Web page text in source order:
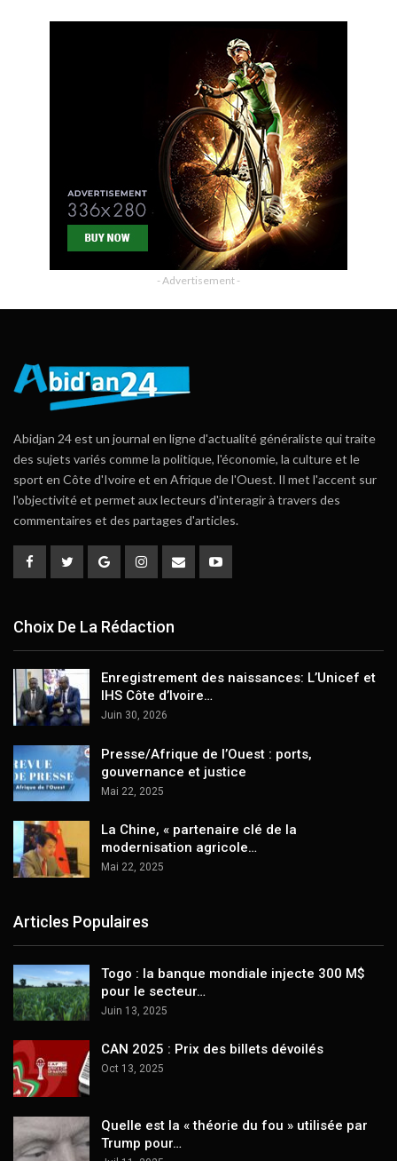
- Advertisement -
Abidjan 24 est un journal en ligne d'actualité généraliste qui traite
des sujets variés comme la politique, l'économie, la culture et le
sport en Côte d'Ivoire et en Afrique de l'Ouest. Il met l'accent sur
l'objectivité et permet aux lecteurs d'interagir à travers des
commentaires et des partages d'articles.
Choix De La Rédaction
Enregistrement des naissances: L’Unicef et
IHS Côte d’Ivoire…
Juin 30, 2026
Presse/Afrique de l’Ouest : ports,
gouvernance et justice
Mai 22, 2025
La Chine, « partenaire clé de la
modernisation agricole…
Mai 22, 2025
Articles Populaires
Togo : la banque mondiale injecte 300 M$
pour le secteur…
Juin 13, 2025
CAN 2025 : Prix des billets dévoilés
Oct 13, 2025
Quelle est la « théorie du fou » utilisée par
Trump pour…